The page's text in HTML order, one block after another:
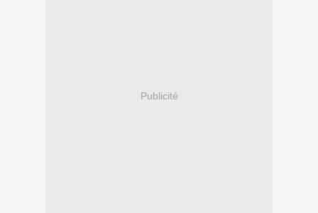
Publicité